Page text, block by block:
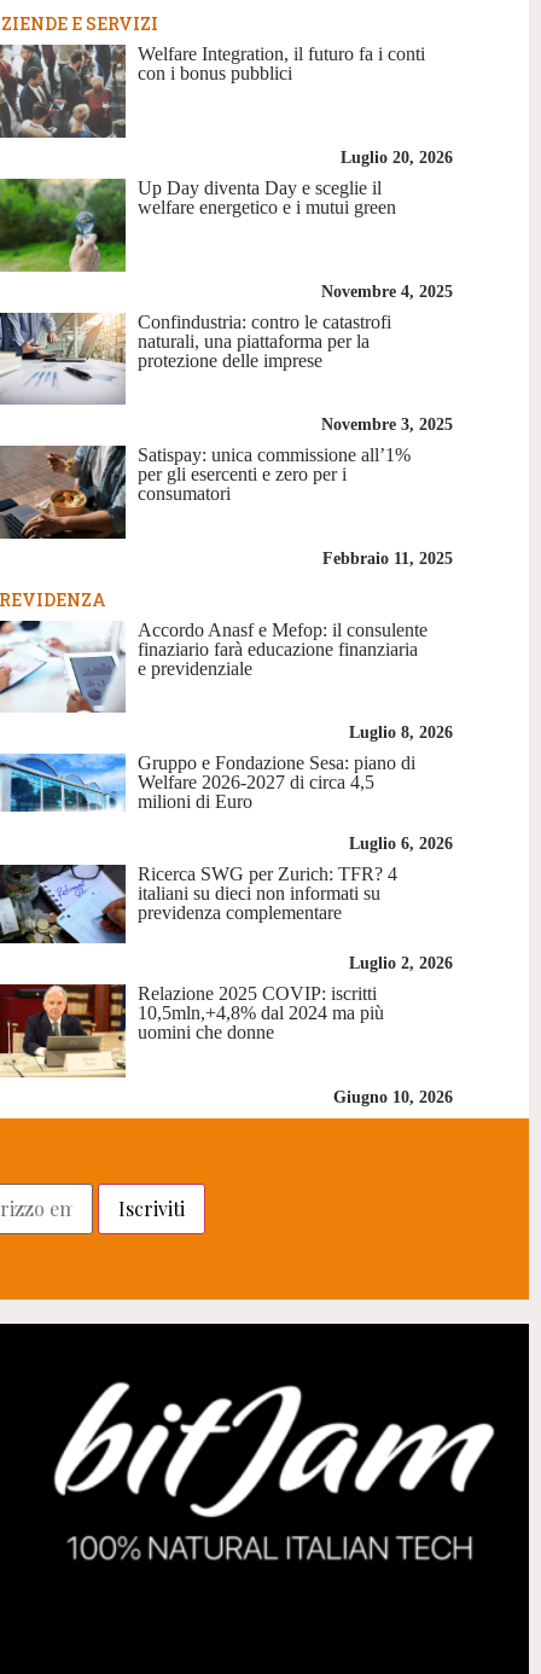
E SERVIZI
Welfare Integration, il futuro fa i conti
con i bonus pubblici
Luglio 20, 2026
Up Day diventa Day e sceglie il
welfare energetico e i mutui green
Novembre 4, 2025
Confindustria: contro le catastrofi
naturali, una piattaforma per la
protezione delle imprese
Novembre 3, 2025
Satispay: unica commissione all’1%
per gli esercenti e zero per i
consumatori
Febbraio 11, 2025
Accordo Anasf e Mefop: il consulente
finaziario farà educazione finanziaria
e previdenziale
Luglio 8, 2026
Gruppo e Fondazione Sesa: piano di
Welfare 2026-2027 di circa 4,5
milioni di Euro
Luglio 6, 2026
Ricerca SWG per Zurich: TFR? 4
italiani su dieci non informati su
previdenza complementare
Luglio 2, 2026
Relazione 2025 COVIP: iscritti
10,5mln,+4,8% dal 2024 ma più
uomini che donne
Giugno 10, 2026